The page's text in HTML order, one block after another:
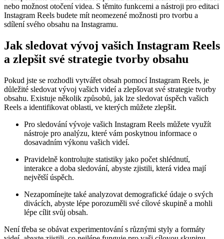
nebo možnost otočení videa. S těmito funkcemi a nástroji pro editaci
Instagram Reels budete mít neomezené možnosti pro tvorbu a
sdílení svého obsahu na Instagramu.
Jak sledovat vývoj vašich Instagram Reels
a zlepšit své strategie tvorby obsahu
Pokud jste se rozhodli vytvářet obsah pomocí Instagram Reels, je
důležité sledovat vývoj vašich videí a zlepšovat své strategie tvorby
obsahu. Existuje několik způsobů, jak lze sledovat úspěch vašich
Reels a identifikovat oblasti, ve kterých můžete zlepšit.
Pro sledování vývoje vašich Instagram Reels můžete využít
nástroje pro analýzu, které vám poskytnou informace o
dosavadním výkonu vašich videí.
Pravidelně kontrolujte statistiky jako počet shlédnutí,
interakce a doba sledování, abyste zjistili, která videa mají
největší úspěch.
Nezapomínejte také analyzovat demografické údaje o svých
divácích, abyste lépe porozuměli své cílové skupině a mohli
lépe cílit svůj obsah.
Není třeba se obávat experimentování s různými styly a formáty